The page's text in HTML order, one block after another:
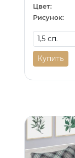
Цвет:
Рисунок:
Купить